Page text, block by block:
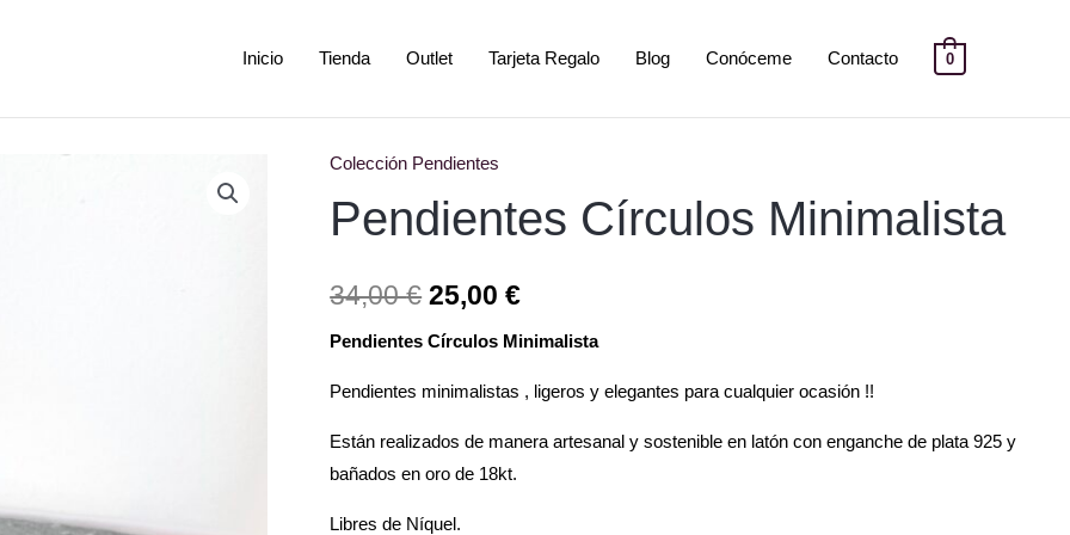
Inicio Tienda Outlet Tarjeta Regalo Blog Conóceme Contacto 0
Colección Pendientes
Pendientes Círculos Minimalista
34,00€
El
precio
25,00€
precio
Pendientes Círculos Minimalista
Pendientes minimalistas , ligeros y elegantes para cualquier ocasión !!
Están realizados de manera artesanal y sostenible en latón con enganche de plata 925 y
bañados en oro de 18kt.
Libres de Níquel.
Pendientes
Círculos
Minimalista